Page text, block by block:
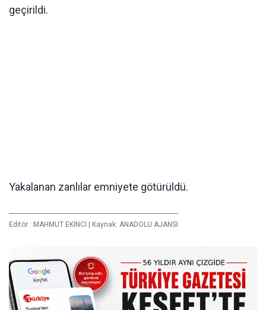
geçirildi.
Yakalanan zanlılar emniyete götürüldü.
Editör : MAHMUT EKİNCİ | Kaynak: ANADOLU AJANSI